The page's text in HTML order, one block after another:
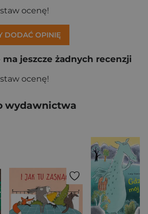
ocenę!
DODAĆ OPINIĘ
jeszcze żadnych recenzji
ocenę!
wydawnictwa